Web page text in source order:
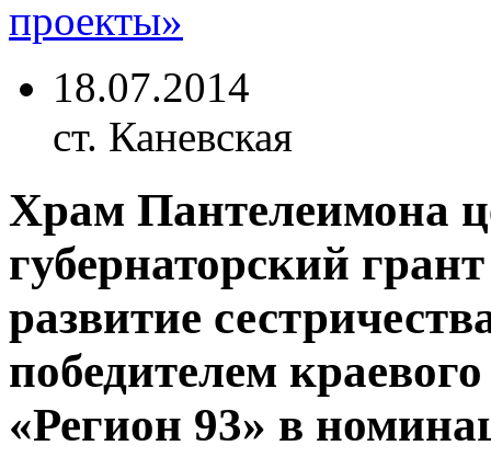
18.07.2014
ст. Каневская
Храм Пантелеимона
губернаторский
развитие
победителем
«Регион 93» в